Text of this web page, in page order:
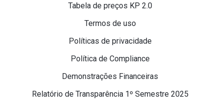
Tabela de preços KP 2.0
Termos de uso
Políticas de privacidade
Política de Compliance
Demonstrações Financeiras
Relatório de Transparência 1º Semestre 2025